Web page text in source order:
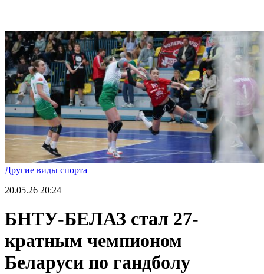
Другие виды спорта
20.05.26 20:24
БНТУ-БЕЛАЗ стал 27-
кратным чемпионом
Беларуси по гандболу